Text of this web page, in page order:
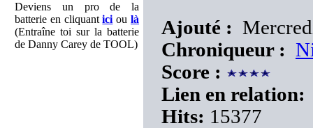
Deviens un pro de la
batterie en cliquantici oulà
(Entraîne toi sur la batterie
de Danny Carey de TOOL)
Ajouté :
Chroniqueur :
Score :
Lien en relation:
Hits: 15377